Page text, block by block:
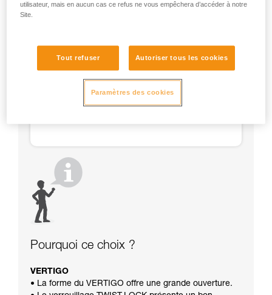
Pourquoi ce choix ?
VERTIGO
• La forme du VERTIGO offre une grande ouverture.
utilisateur, mais en aucun cas ce refus ne vous empêchera d’accéder à notre
Site.
Tout refuser Autoriser tous les cookies
Paramètres des cookies